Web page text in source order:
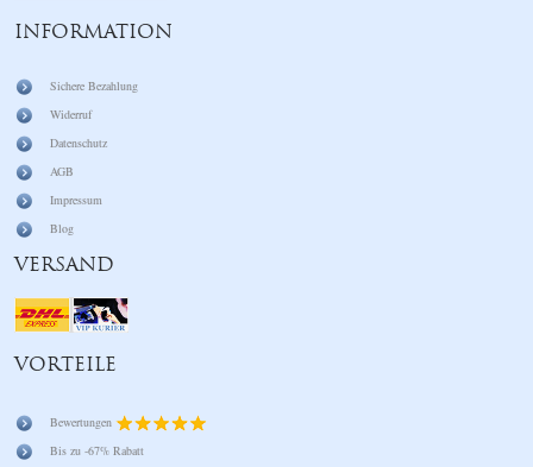
INFORMATION
Sichere Bezahlung
Widerruf
Datenschutz
AGB
Impressum
Blog
VERSAND
VORTEILE
Bewertungen
Bis zu -67% Rabatt